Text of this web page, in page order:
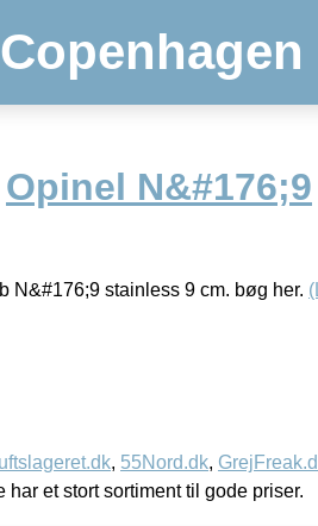
Opinel N&#176;9
N&#176;9 stainless 9 cm. bøg her.
, 55Nord.dk,
har et stort sortiment til gode priser.